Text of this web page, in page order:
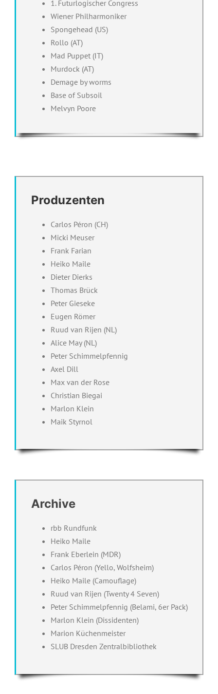
1. Futurlogischer Congress
Wiener Philharmoniker
Spongehead (US)
Rollo (AT)
Mad Puppet (IT)
Murdock (AT)
Demage by worms
Base of Subsoil
Melvyn Poore
Produzenten
Carlos Péron (CH)
Micki Meuser
Frank Farian
Heiko Maile
Dieter Dierks
Thomas Brück
Peter Gieseke
Eugen Römer
Ruud van Rijen (NL)
Alice May (NL)
Peter Schimmelpfennig
Axel Dill
Max van der Rose
Christian Biegai
Marlon Klein
Maik Styrnol
Archive
rbb Rundfunk
Heiko Maile
Frank Eberlein (MDR)
Carlos Péron (Yello, Wolfsheim)
Heiko Maile (Camouflage)
Ruud van Rijen (Twenty 4 Seven)
Peter Schimmelpfennig (Belami, 6er Pack)
Marlon Klein (Dissidenten)
Marion Küchenmeister
SLUB Dresden Zentralbibliothek